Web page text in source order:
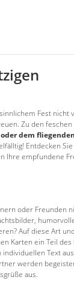
Fest nicht
Zu den
dem
Entdecken
Ihre empfundene
oder Freunden
Auf diese Art
Karten ein Teil
Text
werden
aus.